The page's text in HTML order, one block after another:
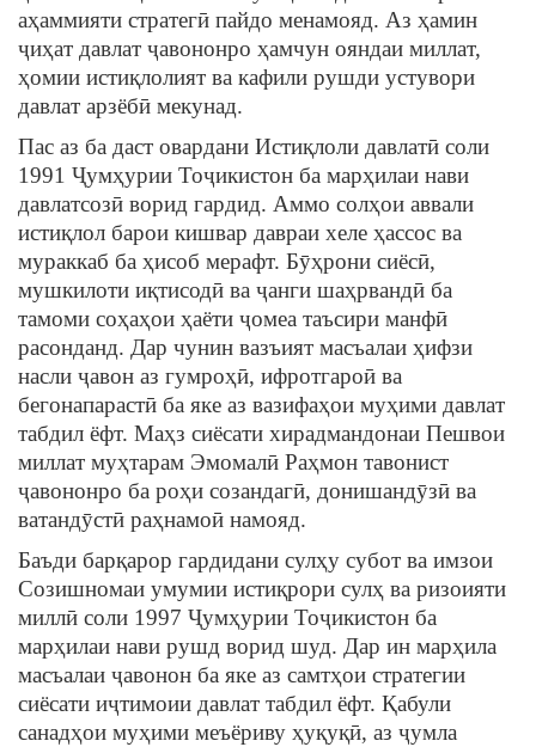
аҳаммияти стратегӣ пайдо менамояд. Аз ҳамин
ҷиҳат давлат ҷавононро ҳамчун ояндаи миллат,
ҳомии истиқлолият ва кафили рушди устувори
давлат арзёбӣ мекунад.
Пас аз ба даст овардани Истиқлоли давлатӣ соли
1991 Ҷумҳурии Тоҷикистон ба марҳилаи нави
давлатсозӣ ворид гардид. Аммо солҳои аввали
истиқлол барои кишвар давраи хеле ҳассос ва
мураккаб ба ҳисоб мерафт. Бӯҳрони сиёсӣ,
мушкилоти иқтисодӣ ва ҷанги шаҳрвандӣ ба
тамоми соҳаҳои ҳаёти ҷомеа таъсири манфӣ
расонданд. Дар чунин вазъият масъалаи ҳифзи
насли ҷавон аз гумроҳӣ, ифротгароӣ ва
бегонапарастӣ ба яке аз вазифаҳои муҳими давлат
табдил ёфт. Маҳз сиёсати хирадмандонаи Пешвои
миллат муҳтарам Эмомалӣ Раҳмон тавонист
ҷавононро ба роҳи созандагӣ, донишандӯзӣ ва
ватандӯстӣ раҳнамоӣ намояд.
Баъди барқарор гардидани сулҳу субот ва имзои
Созишномаи умумии истиқрори сулҳ ва ризоияти
миллӣ соли 1997 Ҷумҳурии Тоҷикистон ба
марҳилаи нави рушд ворид шуд. Дар ин марҳила
масъалаи ҷавонон ба яке аз самтҳои стратегии
сиёсати иҷтимоии давлат табдил ёфт. Қабули
санадҳои муҳими меъёриву ҳуқуқӣ, аз ҷумла